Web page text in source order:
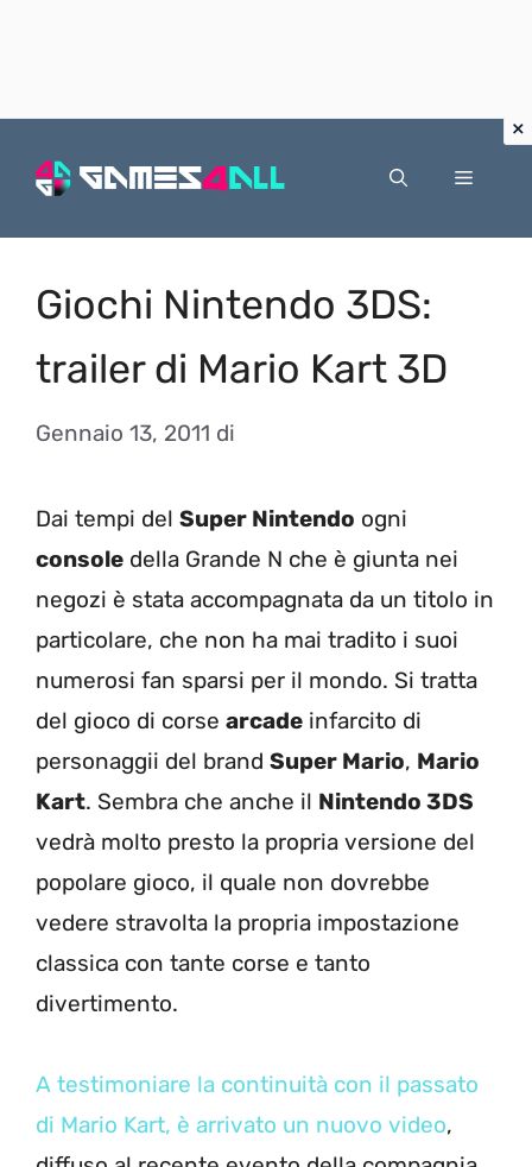
Menu
Giochi Nintendo 3DS:
trailer di Mario Kart 3D
Gennaio 13, 2011 di
Dai tempi del Super Nintendo ogni
console della Grande N che è giunta nei
negozi è stata accompagnata da un titolo in
particolare, che non ha mai tradito i suoi
numerosi fan sparsi per il mondo. Si tratta
del gioco di corse arcade infarcito di
personaggii del brand Super Mario, Mario
Kart. Sembra che anche il Nintendo 3DS
vedrà molto presto la propria versione del
popolare gioco, il quale non dovrebbe
vedere stravolta la propria impostazione
classica con tante corse e tanto
divertimento.
A testimoniare la continuità con il passato
di Mario Kart, è arrivato un nuovo video,